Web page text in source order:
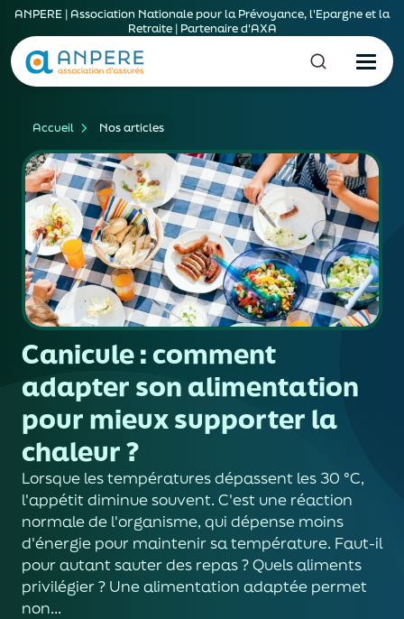
ANPERE | Association Nationale pour la Prévoyance, l'Epargne et la
Retraite | Partenaire d'AXA
Accueil Nos articles
Canicule : comment
adapter son alimentation
pour mieux supporter la
chaleur ?
Lorsque les températures dépassent les 30 °C,
l'appétit diminue souvent. C'est une réaction
normale de l'organisme, qui dépense moins
d'énergie pour maintenir sa température. Faut-il
pour autant sauter des repas ? Quels aliments
privilégier ? Une alimentation adaptée permet
non...